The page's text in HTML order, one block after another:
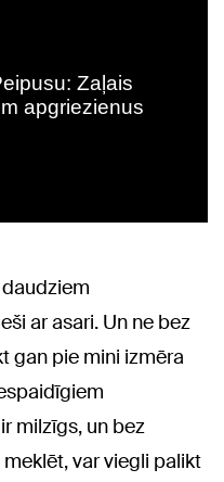
ar asari. Un ne bez
gan pie mini izmēra
milzīgs, un bez
var viegli palikt